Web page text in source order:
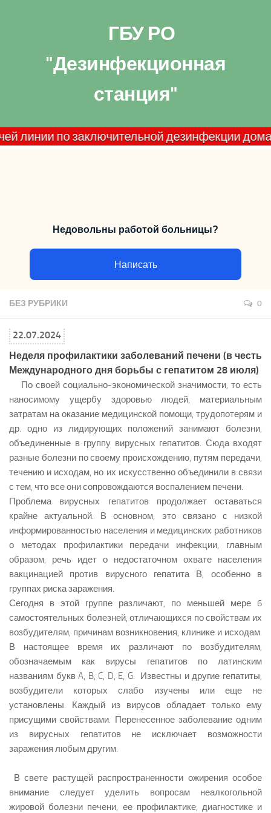
ГБУ РО
"Дезинфекционная
станция"
по заключительной дезинфекции
Недовольны работой больницы?
Написать
БЕЗ РУБРИКИ 0
22.07.2024
Неделя профилактики заболеваний печени (в честь
Международного дня борьбы с гепатитом 28 июля)
По своей социально-экономической значимости, то есть
наносимому ущербу здоровью людей, материальным
затратам на оказание медицинской помощи, трудопотерям и
др. одно из лидирующих положений занимают болезни,
объединенные в группу вирусных гепатитов. Сюда входят
разные болезни по своему происхождению, путям передачи,
течению и исходам, но их искусственно объединили в связи
с тем, что все они сопровождаются воспалением печени.
Проблема вирусных гепатитов продолжает оставаться
крайне актуальной. В основном, это связано с низкой
информированностью населения и медицинских работников
о методах профилактики передачи инфекции, главным
образом, речь идет о недостаточном охвате населения
вакцинацией против вирусного гепатита В, особенно в
группах риска заражения.
Сегодня в этой группе различают, по меньшей мере 6
самостоятельных болезней, отличающихся по свойствам их
возбудителям, причинам возникновения, клинике и исходам.
В настоящее время их различают по возбудителям,
обозначаемым как вирусы гепатитов по латинским
названиям букв A, B, C, D, E, G. Известны и другие гепатиты,
возбудители которых слабо изучены или еще не
установлены. Каждый из вирусов обладает только ему
присущими свойствами. Перенесенное заболевание одним
из вирусных гепатитов не исключает возможности
заражения любым другим.
В свете растущей распространенности ожирения особое
внимание следует уделить вопросам неалкогольной
жировой болезни печени, ее профилактике, диагностике и